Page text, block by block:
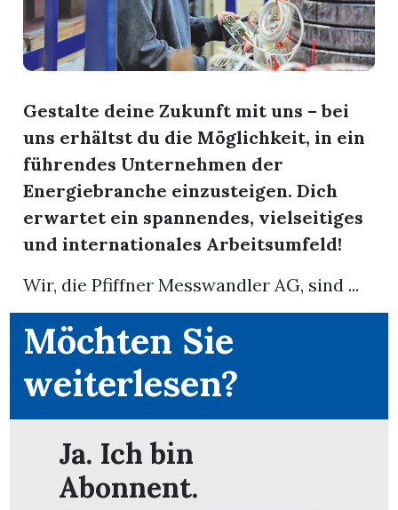
Burg
Gestalte deine Zukunft mit uns – bei
uns erhältst du die Möglichkeit, in ein
führendes Unternehmen der
Energiebranche einzusteigen. Dich
erwartet ein spannendes, vielseitiges
und internationales Arbeitsumfeld!
Wir, die Pfiffner Messwandler AG, sind ...
Möchten Sie
weiterlesen?
Ja. Ich bin
Abonnent.